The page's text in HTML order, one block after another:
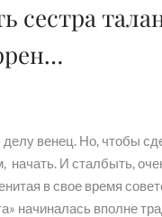
сестра
делу венец. Но, чтобы
начать. И сталбыть,
в свое время
начиналась вполне